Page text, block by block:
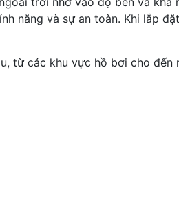
năng và sự an toàn. Khi lắp
từ các khu vực hồ bơi cho